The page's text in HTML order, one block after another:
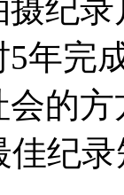
纪
年完
的
佳纪